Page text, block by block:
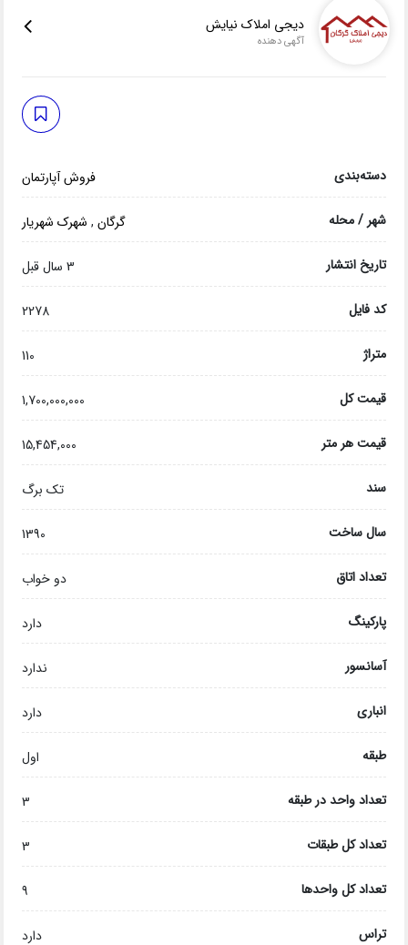
دیجی املاک نیایش
آگهی دهنده
دسته‌بندی فروش آپارتمان
شهر / محله گرگان, شهرک شهریار
تاریخ انتشار 3 سال قبل
کد فایل 2278
متراژ 110
قیمت کل 1,700,000,000
قیمت هر متر 15,454,000
سند تک برگ
سال ساخت 1390
تعداد اتاق دو خواب
پارکینگ دارد
آسانسور ندارد
انباری دارد
طبقه اول
تعداد واحد در طبقه 3
تعداد کل طبقات 3
تعداد کل واحدها 9
تراس دارد